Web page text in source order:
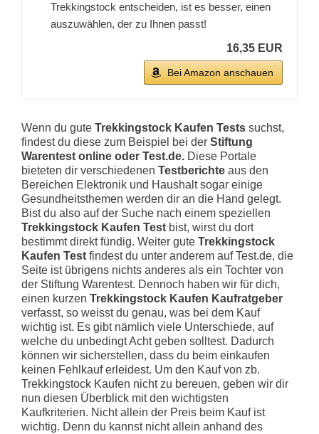
Trekkingstock entscheiden, ist es besser, einen
auszuwählen, der zu Ihnen passt!
16,35 EUR
Bei Amazon anschauen
Wenn du gute Trekkingstock Kaufen Tests suchst,
findest du diese zum Beispiel bei der Stiftung
Warentest online oder Test.de. Diese Portale
bieteten dir verschiedenen Testberichte aus den
Bereichen Elektronik und Haushalt sogar einige
Gesundheitsthemen werden dir an die Hand gelegt.
Bist du also auf der Suche nach einem speziellen
Trekkingstock Kaufen Test bist, wirst du dort
bestimmt direkt fündig. Weiter gute Trekkingstock
Kaufen Test findest du unter anderem auf Test.de, die
Seite ist übrigens nichts anderes als ein Tochter von
der Stiftung Warentest. Dennoch haben wir für dich,
einen kurzen Trekkingstock Kaufen Kaufratgeber
verfasst, so weisst du genau, was bei dem Kauf
wichtig ist. Es gibt nämlich viele Unterschiede, auf
welche du unbedingt Acht geben solltest. Dadurch
können wir sicherstellen, dass du beim einkaufen
keinen Fehlkauf erleidest. Um den Kauf von zb.
Trekkingstock Kaufen nicht zu bereuen, geben wir dir
nun diesen Überblick mit den wichtigsten
Kaufkriterien. Nicht allein der Preis beim Kauf ist
wichtig. Denn du kannst nicht allein anhand des